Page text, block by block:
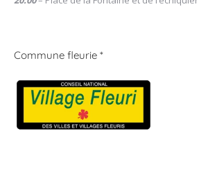
Commune fleurie *